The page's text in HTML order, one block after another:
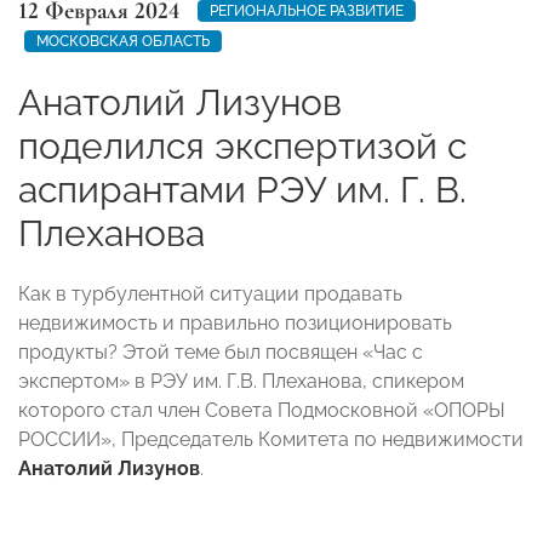
12 Февраля 2024
РЕГИОНАЛЬНОЕ РАЗВИТИЕ
МОСКОВСКАЯ ОБЛАСТЬ
Анатолий Лизунов
поделился экспертизой с
аспирантами РЭУ им. Г. В.
Плеханова
Как в турбулентной ситуации продавать
недвижимость и правильно позиционировать
продукты? Этой теме был посвящен «Час с
экспертом» в РЭУ им. Г.В. Плеханова, спикером
которого стал член Совета Подмосковной «ОПОРЫ
РОССИИ», Председатель Комитета по недвижимости
Анатолий Лизунов.